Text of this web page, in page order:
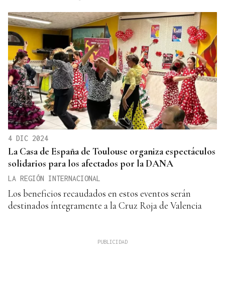
4 DIC 2024
La Casa de España de Toulouse organiza espectáculos
solidarios para los afectados por la DANA
LA REGIÓN INTERNACIONAL
Los beneficios recaudados en estos eventos serán
destinados íntegramente a la Cruz Roja de Valencia